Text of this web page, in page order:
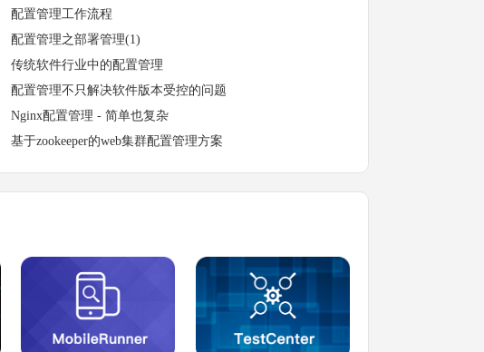
配置管理工作流程
配置管理之部署管理(1)
传统软件行业中的配置管理
配置管理不只解决软件版本受控的问题
Nginx配置管理 - 简单也复杂
基于zookeeper的web集群配置管理方案